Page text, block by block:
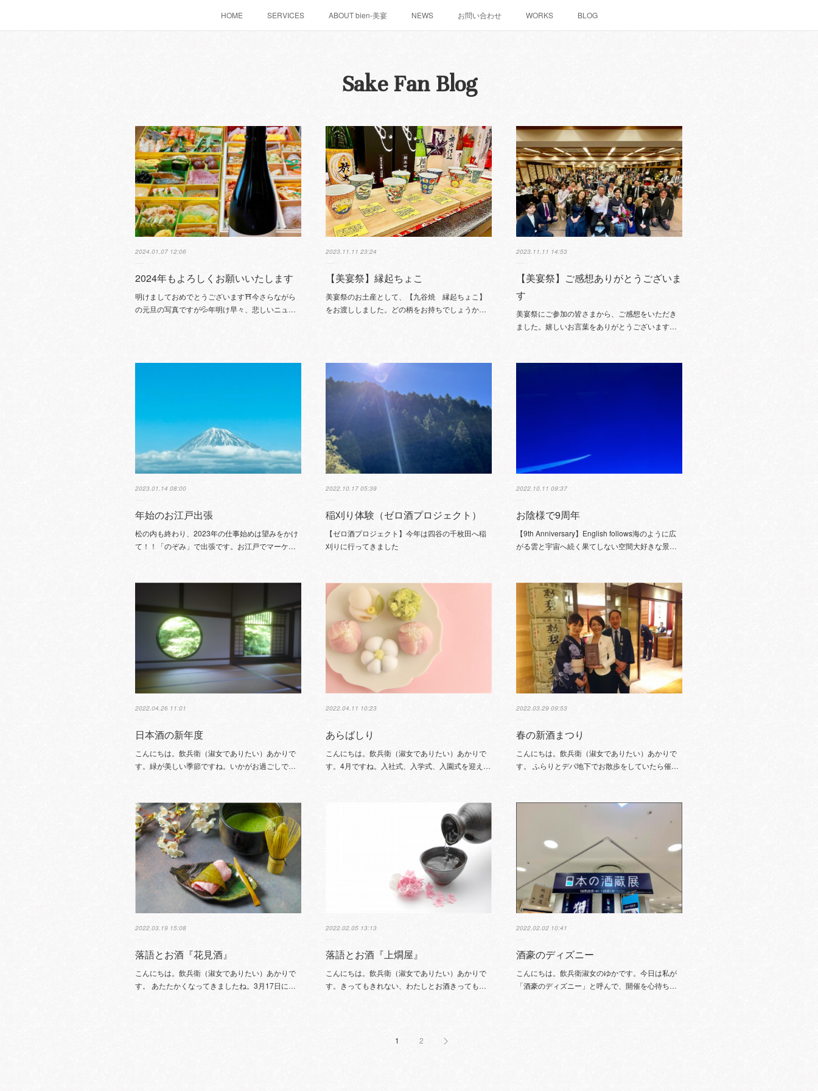
HOME SERVICES ABOUT bien-美宴 NEWS お問い合わせ WORKS BLOG
Sake Fan Blog
2024.01.07 12:06
2024年もよろしくお願いいたします
明けましておめでとうございます⛩今さらながら
の元旦の写真ですが💦年明け早々、悲しいニュ…
2023.11.11 23:24
【美宴祭】縁起ちょこ
美宴祭のお土産として、【九谷焼 縁起ちょこ】
をお渡ししました。どの柄をお持ちでしょうか…
2023.11.11 14:53
【美宴祭】ご感想ありがとうございま
す
美宴祭にご参加の皆さまから、ご感想をいただき
ました。嬉しいお言葉をありがとうございます…
2023.01.14 08:00
年始のお江戸出張
松の内も終わり、2023年の仕事始めは望みをかけ
て！！「のぞみ」で出張です。お江戸でマーケ…
2022.10.17 05:39
稲刈り体験（ゼロ酒プロジェクト）
【ゼロ酒プロジェクト】今年は四谷の千枚田へ稲
刈りに行ってきました
2022.10.11 09:37
お陰様で9周年
【9th Anniversary】English follows海のように広
がる雲と宇宙へ続く果てしない空間大好きな景…
2022.04.26 11:01
日本酒の新年度
こんにちは。飲兵衛（淑女でありたい）あかりで
す。緑が美しい季節ですね。いかがお過ごしで…
2022.04.11 10:23
あらばしり
こんにちは。飲兵衛（淑女でありたい）あかりで
す。4月ですね。入社式、入学式、入園式を迎え…
2022.03.29 09:53
春の新酒まつり
こんにちは。飲兵衛（淑女でありたい）あかりで
す。 ふらりとデパ地下でお散歩をしていたら催…
2022.03.19 15:08
落語とお酒『花見酒』
こんにちは。飲兵衛（淑女でありたい）あかりで
す。 あたたかくなってきましたね。3月17日に…
2022.02.05 13:13
落語とお酒『上燗屋』
こんにちは。飲兵衛（淑女でありたい）あかりで
す。きってもきれない、わたしとお酒きっても…
2022.02.02 10:41
酒豪のディズニー
こんにちは。飲兵衛淑女のゆかです。今日は私が
「酒豪のディズニー」と呼んで、開催を心待ち…
1 2